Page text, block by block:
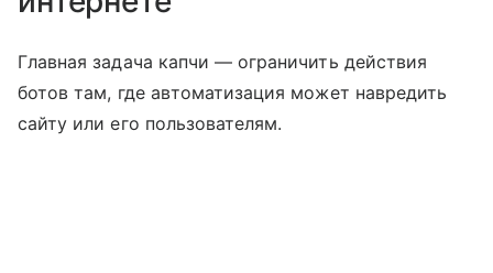
Главная задача капчи — ограничить действия
ботов там, где автоматизация может навредить
сайту или его пользователям.